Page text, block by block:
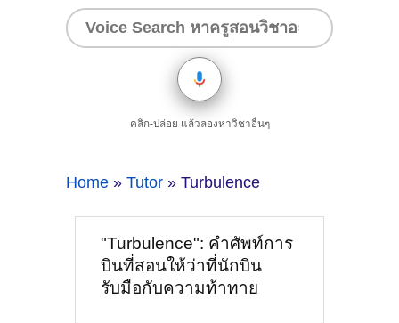
คลิก-ปล่อย แล้วลองหาวิชาอื่นๆ
Home » Tutor » Turbulence
"Turbulence": คำศัพท์การ
บินที่สอนให้ว่าที่นักบิน
รับมือกับความท้าทาย